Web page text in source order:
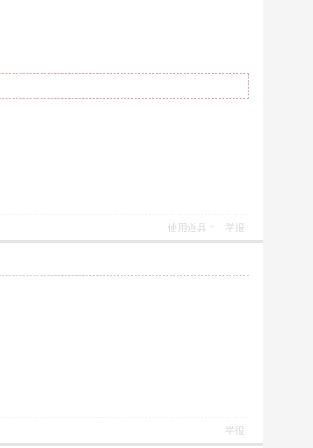
使用道具 举报
举报